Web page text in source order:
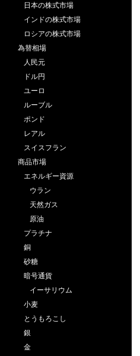
日本の株式市場
インドの株式市場
ロシアの株式市場
為替相場
人民元
ドル円
ユーロ
ルーブル
ポンド
レアル
スイスフラン
商品市場
エネルギー資源
ウラン
天然ガス
原油
プラチナ
銅
砂糖
暗号通貨
イーサリウム
小麦
とうもろこし
銀
金